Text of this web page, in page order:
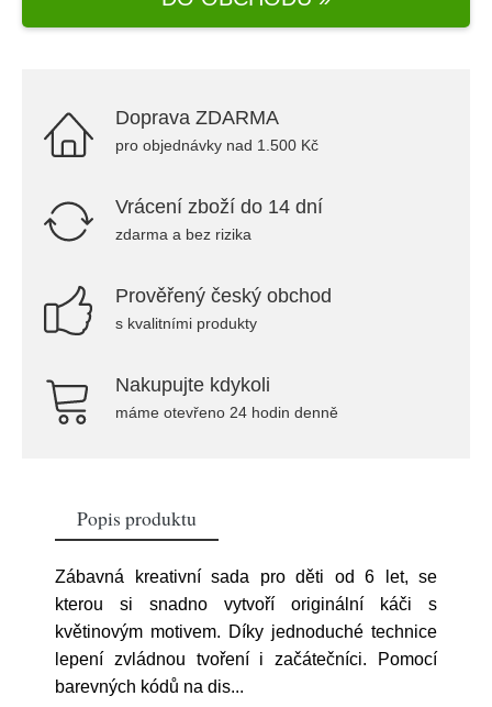
Doprava ZDARMA
pro objednávky nad 1.500 Kč
Vrácení zboží do 14 dní
zdarma a bez rizika
Prověřený český obchod
s kvalitními produkty
Nakupujte kdykoli
máme otevřeno 24 hodin denně
Popis produktu
Zábavná kreativní sada pro děti od 6 let, se
kterou si snadno vytvoří originální káči s
květinovým motivem. Díky jednoduché technice
lepení zvládnou tvoření i začátečníci. Pomocí
barevných kódů na dis...